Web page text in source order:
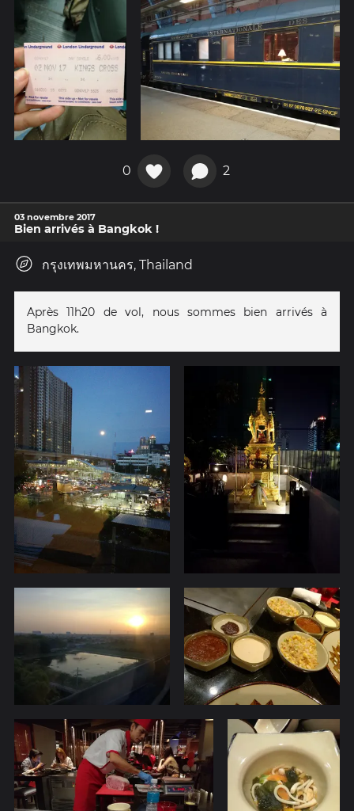
0 2
03 novembre 2017
Bien arrivés à Bangkok !
กรุงเทพมหานคร, Thailand
Après 11h20 de vol, nous sommes bien arrivés à
Bangkok.